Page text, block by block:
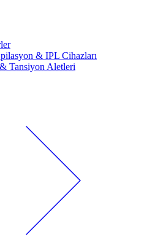
& IPL Cihazları
Tansiyon Aletleri